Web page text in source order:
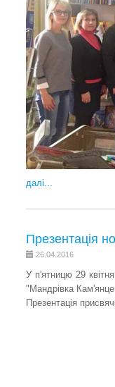
далі...
Презентація
26.04.2016
У п'ятницю 29
"Мандрівка
Презентація